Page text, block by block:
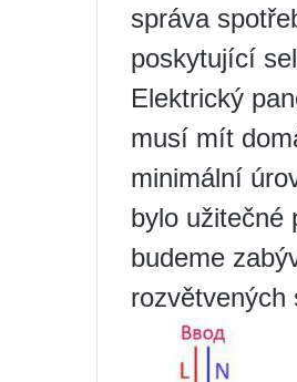
správa
poskytující
Elektrický
musí mít
minimální
bylo užitečné
budeme
rozvětvených